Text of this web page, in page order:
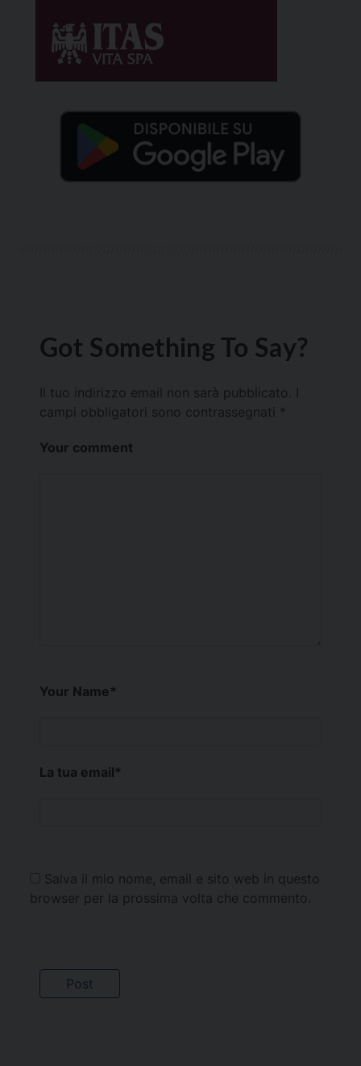
Got Something To Say?
Il tuo indirizzo email non sarà pubblicato.
campi obbligatori sono contrassegnati *
Your comment
Your Name*
La tua email*
Salva il mio nome, email e sito web in questo
browser per la prossima volta che commento.